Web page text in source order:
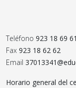
Teléfono 923 18 69 61
Fax 923 18 62 62
Email
Horario general del